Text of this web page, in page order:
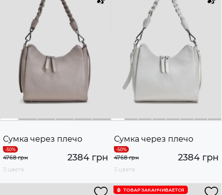
Сумка через плечо
2384 грн
4768 грн
3 цвета
Сумка через плечо
2384 грн
4768 грн
3 цвета
ТОВАР ЗАКАНЧИВАЕТСЯ